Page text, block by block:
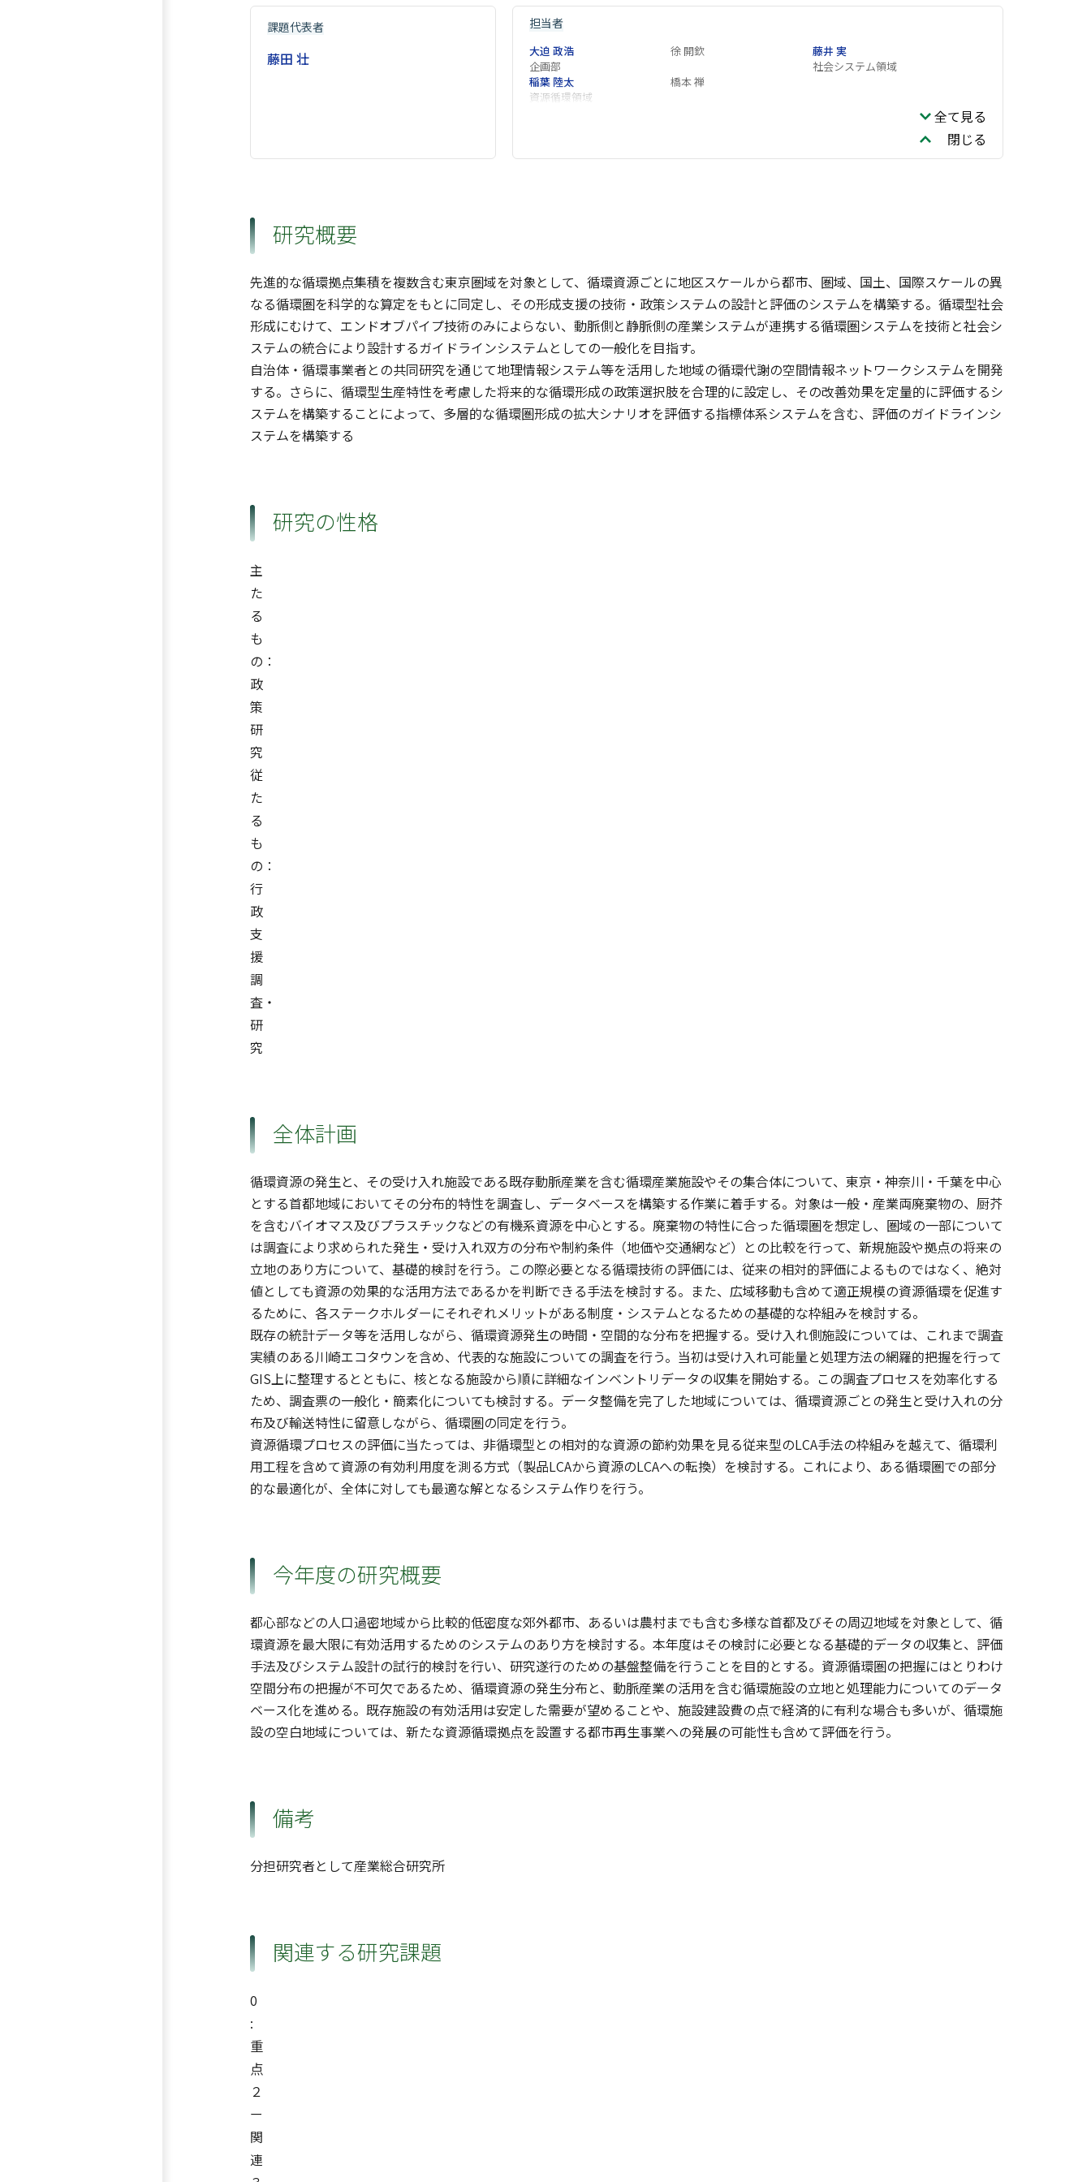
課題代表者
藤田 壮
担当者
大迫 政浩
企画部
徐 開欽
藤井 実
社会システム領域
稲葉 陸太
資源循環領域
橋本 禅
全て見る
閉じる
研究概要
先進的な循環拠点集積を複数含む東京圏域を対象として、循環資源ごとに地区スケールから都市、圏域、国土、国際スケールの異
なる循環圏を科学的な算定をもとに同定し、その形成支援の技術・政策システムの設計と評価のシステムを構築する。循環型社会
形成にむけて、エンドオブパイプ技術のみによらない、動脈側と静脈側の産業システムが連携する循環圏システムを技術と社会シ
ステムの統合により設計するガイドラインシステムとしての一般化を目指す。
自治体・循環事業者との共同研究を通じて地理情報システム等を活用した地域の循環代謝の空間情報ネットワークシステムを開発
する。さらに、循環型生産特性を考慮した将来的な循環形成の政策選択肢を合理的に設定し、その改善効果を定量的に評価するシ
ステムを構築することによって、多層的な循環圏形成の拡大シナリオを評価する指標体系システムを含む、評価のガイドラインシ
ステムを構築する
研究の性格
主
た
る
も
の：
政
策
研
究
従
た
る
も
の：
行
政
支
援
調
査・
研
究
全体計画
循環資源の発生と、その受け入れ施設である既存動脈産業を含む循環産業施設やその集合体について、東京・神奈川・千葉を中心
とする首都地域においてその分布的特性を調査し、データベースを構築する作業に着手する。対象は一般・産業両廃棄物の、厨芥
を含むバイオマス及びプラスチックなどの有機系資源を中心とする。廃棄物の特性に合った循環圏を想定し、圏域の一部について
は調査により求められた発生・受け入れ双方の分布や制約条件（地価や交通網など）との比較を行って、新規施設や拠点の将来の
立地のあり方について、基礎的検討を行う。この際必要となる循環技術の評価には、従来の相対的評価によるものではなく、絶対
値としても資源の効果的な活用方法であるかを判断できる手法を検討する。また、広域移動も含めて適正規模の資源循環を促進す
るために、各ステークホルダーにそれぞれメリットがある制度・システムとなるための基礎的な枠組みを検討する。
既存の統計データ等を活用しながら、循環資源発生の時間・空間的な分布を把握する。受け入れ側施設については、これまで調査
実績のある川崎エコタウンを含め、代表的な施設についての調査を行う。当初は受け入れ可能量と処理方法の網羅的把握を行って
GIS上に整理するとともに、核となる施設から順に詳細なインベントリデータの収集を開始する。この調査プロセスを効率化する
ため、調査票の一般化・簡素化についても検討する。データ整備を完了した地域については、循環資源ごとの発生と受け入れの分
布及び輸送特性に留意しながら、循環圏の同定を行う。
資源循環プロセスの評価に当たっては、非循環型との相対的な資源の節約効果を見る従来型のLCA手法の枠組みを越えて、循環利
用工程を含めて資源の有効利用度を測る方式（製品LCAから資源のLCAへの転換）を検討する。これにより、ある循環圏での部分
的な最適化が、全体に対しても最適な解となるシステム作りを行う。
今年度の研究概要
都心部などの人口過密地域から比較的低密度な郊外都市、あるいは農村までも含む多様な首都及びその周辺地域を対象として、循
環資源を最大限に有効活用するためのシステムのあり方を検討する。本年度はその検討に必要となる基礎的データの収集と、評価
手法及びシステム設計の試行的検討を行い、研究遂行のための基盤整備を行うことを目的とする。資源循環圏の把握にはとりわけ
空間分布の把握が不可欠であるため、循環資源の発生分布と、動脈産業の活用を含む循環施設の立地と処理能力についてのデータ
ベース化を進める。既存施設の有効活用は安定した需要が望めることや、施設建設費の点で経済的に有利な場合も多いが、循環施
設の空白地域については、新たな資源循環拠点を設置する都市再生事業への発展の可能性も含めて評価を行う。
備考
分担研究者として産業総合研究所
関連する研究課題
0
:
重
点
２
ー
関
連